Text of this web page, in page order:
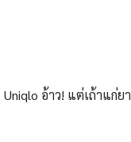
อ้าว! แต่เถ้าแก่ย